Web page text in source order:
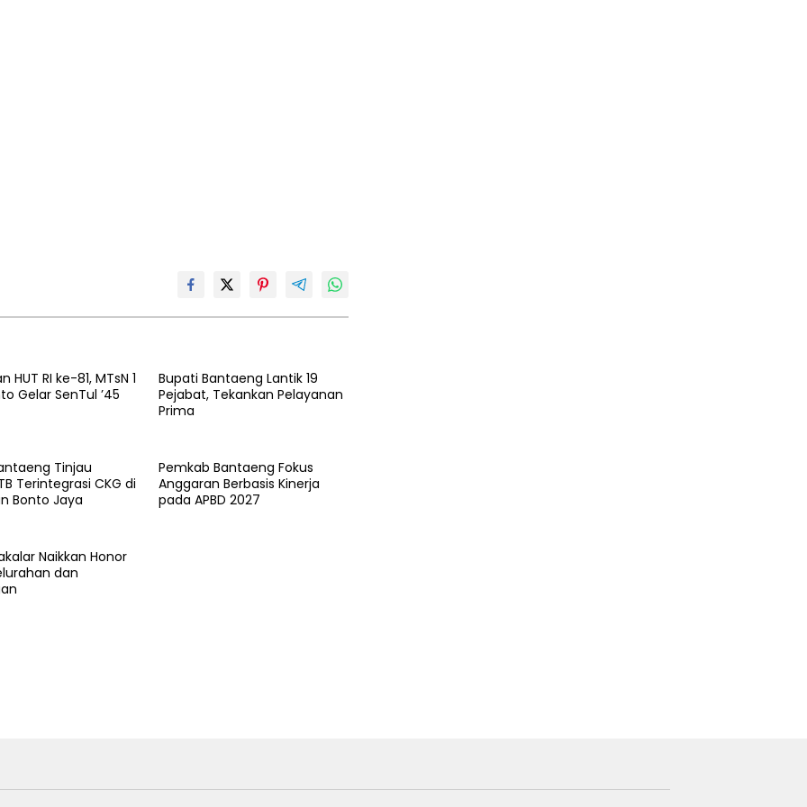
HUT RI ke-81, MTsN 1
Gelar SenTul ’45
Bupati Bantaeng Lantik 19
Pejabat, Tekankan Pelayanan
Prima
Tinjau
Terintegrasi CKG di
Bonto Jaya
Pemkab Bantaeng Fokus
Anggaran Berbasis Kinerja
pada APBD 2027
Naikkan Honor
dan